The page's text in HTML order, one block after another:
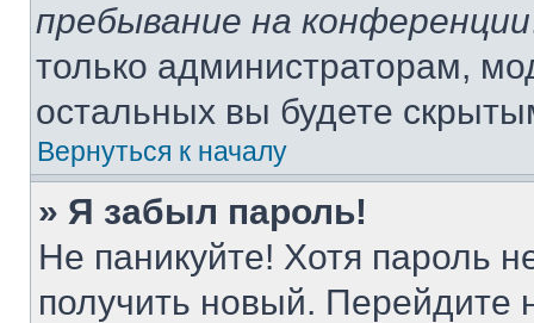
пребывание на конференции
только администраторам,
остальных вы будете
Вернуться к началу
» Я забыл пароль!
Не паникуйте! Хотя пароль
получить новый. Перейдите